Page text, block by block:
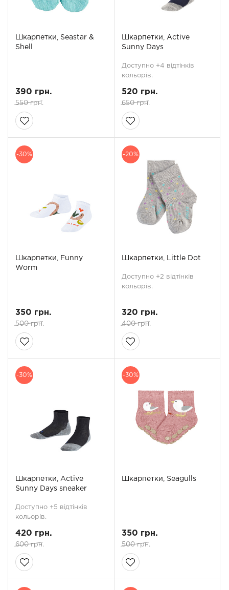
Шкарпетки, Seastar &
Shell
390 грн.
550 грн.
Шкарпетки, Active
Sunny Days
Доступно +4 відтінків
кольорів.
520 грн.
650 грн.
-30%
Шкарпетки, Funny
Worm
350 грн.
500 грн.
-20%
Шкарпетки, Little Dot
Доступно +2 відтінків
кольорів.
320 грн.
400 грн.
-30%
Шкарпетки, Active
Sunny Days sneaker
Доступно +5 відтінків
кольорів.
420 грн.
600 грн.
-30%
Шкарпетки, Seagulls
350 грн.
500 грн.